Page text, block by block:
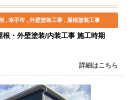
幸手市 外壁塗装工事 屋根塗装工事
・外壁塗装/内装工事 施工時期
詳細はこちら